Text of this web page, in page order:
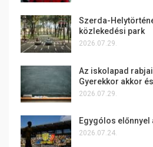
Szerda-
közlekedési park
2026.07.29.
Az iskolapad
Gyerekkor akkor
2026.07.29.
Egygólos
2026.07.24.